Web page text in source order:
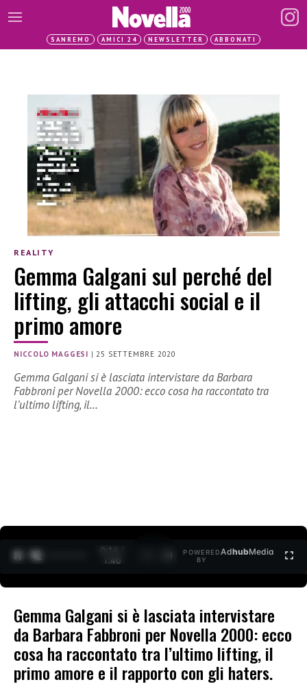
SANREMO AMICI 24 NEWSLETTER ABBONATI
REALITY
Gemma Galgani sul perché del
lifting, gli attacchi social e il
primo amore
NICCOLO MAGGESI |25 SETTEMBRE 2020
Gemma Galgani si è lasciata intervistare da Barbara
Fabbroni per Novella 2000: ecco cosa ha raccontato tra
l’ultimo lifting, il…
0:15 /
1:40
POWERED
BY
AdhubMedia
Gemma Galgani si è lasciata intervistare
da Barbara Fabbroni per Novella 2000: ecco
cosa ha raccontato tra l’ultimo lifting, il
primo amore e il rapporto con gli haters.